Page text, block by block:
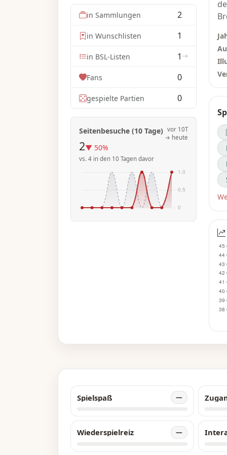
in Sammlungen 2
in Wunschlisten 1
in BSL-Listen 1
Fans 0
gespielte Partien 0
Seitenbesuche (10 Tage)
2▼ 50%
vs. 4 in den 10 Tagen davor
vor 10T
→ heute
In
Spielspaß —
Wiederspielreiz —